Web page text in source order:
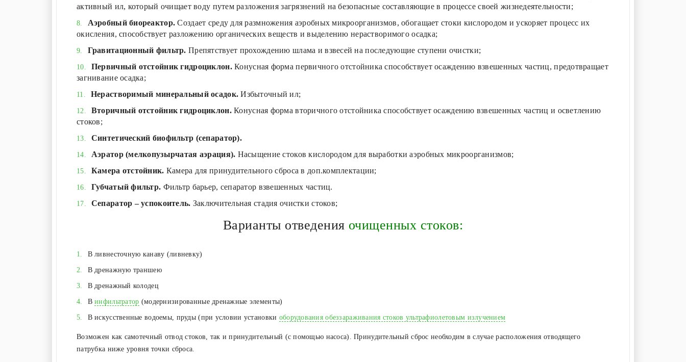
активный ил, который очищает воду путем разложения загрязнений на безопасные составляющие в процессе своей жизнедеятельности;
Аэробный биореактор.Создает среду для размножения аэробных микроорганизмов, обогащает стоки кислородом и ускоряет процесс их
окисления, способствует разложению органических веществ и выделению нерастворимого осадка;
Гравитационный фильтр. Препятствует прохождению шлама и взвесей на последующие ступени очистки;
Первичный отстойник гидроциклон.Конусная форма первичного отстойника способствует осаждению взвешенных частиц, предотвращает
загнивание осадка;
Нерастворимый минеральный осадок.Избыточный ил;
Вторичный отстойник гидроциклон.Конусная форма вторичного отстойника способствует осаждению взвешенных частиц и осветлению
стоков;
Синтетический биофильтр (сепаратор).
Аэратор (мелкопузырчатая аэрация). Насыщение стоков кислородом для выработки аэробных микроорганизмов;
Камера отстойник. Камера для принудительного сброса в доп.комплектации;
Губчатый фильтр. Фильтр барьер, сепаратор взвешенных частиц.
Сепаратор – успокоитель. Заключительная стадия очистки стоков;
Варианты отведения очищенных стоков:
В ливнесточную канаву (ливневку)
В дренажную траншею
В дренажный колодец
Винфильтратор (модернизированные дренажные элементы)
В искусственные водоемы, пруды (при условии установки оборудования обеззараживания стоков ультрафиолетовым излучением
Возможен как самотечный отвод стоков, так и принудительный (с помощью насоса). Принудительный сброс необходим в случае расположения отводящего
патрубка ниже уровня точки сброса.